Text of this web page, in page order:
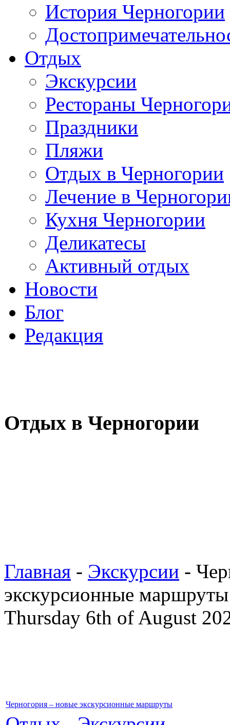
История Черногории
Отдых
Экскурсии
Рестораны
Праздники
Пляжи
Отдых в Черногории
Лечение в
Кухня Черногории
Деликатесы
Активный отдых
Новости
Блог
Редакция
Отдых в Черногории
Главная - Экскурсии -
экскурсионные маршруты
Thursday 6th of August
Черногория – новые экскурсионные маршруты